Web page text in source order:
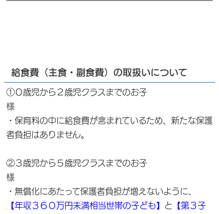
給食費（主食・副食費）の取扱いについて
①０歳児から２歳児クラスまでのお子
様
・保育料の中に給食費が含まれているため、新たな保護
者負担はありません。
②３歳児から５歳児クラスまでのお子
・無償化にあたって保護者負担が増えないように、
【年収３６０万円未満相当世帯の子ども】
と 【第３子